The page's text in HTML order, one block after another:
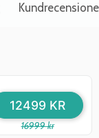
16999 kr
12499 KR